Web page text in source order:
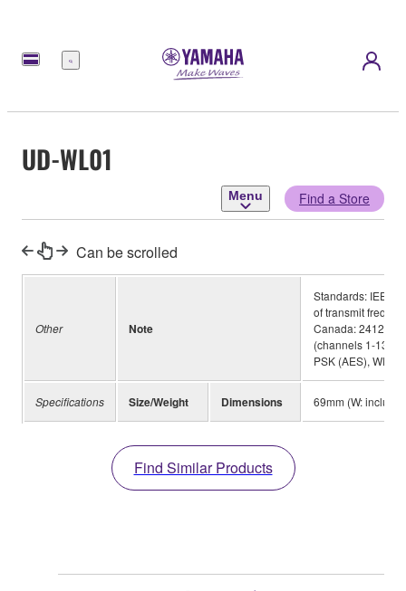
Menu
UD-WL01
Menu Find a Store
Can be scrolled
Other Note
Standards:
of transmit
Canada: 2412-
(channels 1-13),
PSK (AES), WPA/
Specifications Size/Weight Dimensions 69mm (W:
Find Similar Products